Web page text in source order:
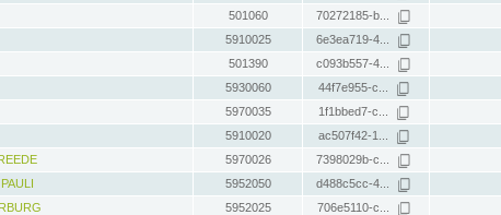
501060 70272185-b...
5910025 6e3ea719-4...
501390 c093b557-4...
5930060 44f7e955-c...
5970035 1f1bbed7-c...
5910020 ac507f42-1...
5970026 7398029b-c...
5952050 d488c5cc-4...
5952025 706e5110-c...